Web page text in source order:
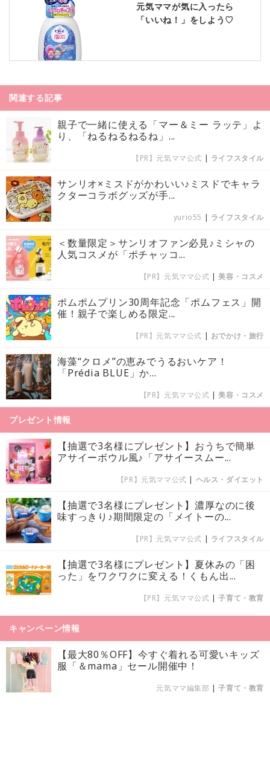
元気ママが気に入ったら
「いいね！」をしよう♡
関連する記事
親子で一緒に使える「マー＆ミー ラッテ」よ
り、「ねるねるねるね」...
【PR】元気ママ公式 | ライフスタイル
サンリオ×ミスドがかわいい♪ミスドでキャラ
クターコラボグッズが手...
yurio55 | ライフスタイル
＜数量限定＞サンリオファン必見♪ミシャの
人気コスメが「ポチャッコ...
【PR】元気ママ公式 |美容・コスメ
ポムポムプリン30周年記念「ポムフェス」開
催！親子で楽しめる限定...
【PR】元気ママ公式 | おでかけ・旅行
海藻“クロメ”の恵みでうるおいケア！
「Prédia BLUE」か...
【PR】元気ママ公式 |美容・コスメ
プレゼント情報
【抽選で3名様にプレゼント】おうちで簡単
アサイーボウル風♪「アサイースムー...
【PR】元気ママ公式 | ヘルス・ダイエット
【抽選で3名様にプレゼント】濃厚なのに後
味すっきり♪期間限定の「メイトーの...
【PR】元気ママ公式 | ライフスタイル
【抽選で3名様にプレゼント】夏休みの「困
った」をワクワクに変える！くもん出...
【PR】元気ママ公式 |子育て・教育
キャンペーン情報
【最大80％OFF】今すぐ着れる可愛いキッズ
服「＆mama」セール開催中！
元気ママ編集部 |子育て・教育